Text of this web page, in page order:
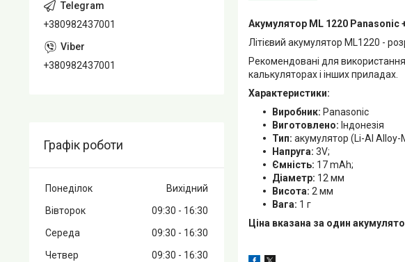
Акумулятор ML 1220 Panasonic
Літієвий акумулятор ML1220 -
Рекомендовані для
калькуляторах і інших приладах.
Характеристики:
Виробник: Panasonic
Виготовлено: Індонезія
Тип: акумулятор (Li-Al
Напруга: 3V;
Ємність: 17 mAh;
Діаметр: 12 мм
Висота: 2 мм
Вага: 1 г
Ціна вказана за один
+380982437001
+380982437001
Графік роботи
Понеділок
Вихідний
Вівторок
09:30
16:30
Середа
09:30
16:30
Четвер
09:30
16:30